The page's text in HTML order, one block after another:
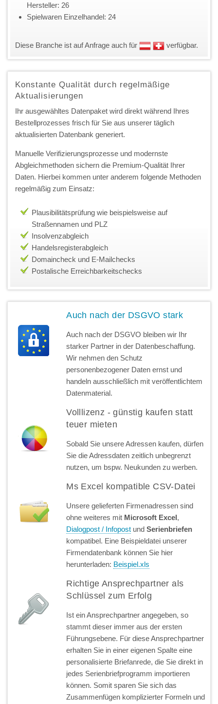
Hersteller: 26
Spielwaren Einzelhandel: 24
Diese Branche ist auf Anfrage auch für verfügbar.
Konstante Qualität durch regelmäßige
Aktualisierungen
Ihr ausgewähltes Datenpaket wird direkt während Ihres
Bestellprozesses frisch für Sie aus unserer täglich
aktualisierten Datenbank generiert.
Manuelle Verifizierungsprozesse und modernste
Abgleichmethoden sichern die Premium-Qualität Ihrer
Daten. Hierbei kommen unter anderem folgende Methoden
regelmäßig zum Einsatz:
Plausibilitätsprüfung wie beispielsweise auf
Straßennamen und PLZ
Insolvenzabgleich
Handelsregisterabgleich
Domaincheck und E-Mailchecks
Postalische Erreichbarkeitschecks
Auch nach der DSGVO stark
Auch nach der DSGVO bleiben wir Ihr
starker Partner in der Datenbeschaffung.
Wir nehmen den Schutz
personenbezogener Daten ernst und
handeln ausschließlich mit veröffentlichtem
Datenmaterial.
Volllizenz - günstig kaufen statt
teuer mieten
Sobald Sie unsere Adressen kaufen, dürfen
Sie die Adressdaten zeitlich unbegrenzt
nutzen, um bspw. Neukunden zu werben.
Ms Excel kompatible CSV-Datei
Unsere gelieferten Firmenadressen sind
ohne weiteres mit Microsoft Excel,
Dialogpost / Infopost undSerienbriefen
kompatibel. Eine Beispieldatei unserer
Firmendatenbank können Sie hier
herunterladen: Beispiel.xls
Richtige Ansprechpartner als
Schlüssel zum Erfolg
Ist ein Ansprechpartner angegeben, so
stammt dieser immer aus der ersten
Führungsebene. Für diese Ansprechpartner
erhalten Sie in einer eigenen Spalte eine
personalisierte Briefanrede, die Sie direkt in
jedes Serienbriefprogramm importieren
können. Somit sparen Sie sich das
Zusammenfügen komplizierter Formeln und